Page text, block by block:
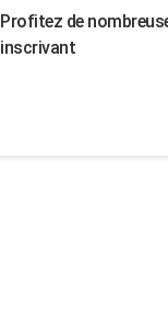
Profitez de
inscrivant